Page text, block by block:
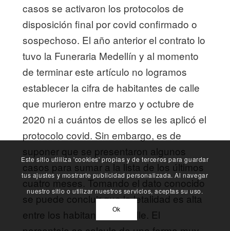
casos se activaron los protocolos de
disposición final por covid confirmado o
sospechoso. El año anterior el contrato lo
tuvo la Funeraria Medellín y al momento
de terminar este artículo no logramos
establecer la cifra de habitantes de calle
que murieron entre marzo y octubre de
2020 ni a cuántos de ellos se les aplicó el
protocolo covid. Sin embargo, es de
suponer que se presentaron algunos
casos para sumar a la lista de los últimos
cuatro meses. Tomando el dato conocido
se puede concluir que la letalidad es alta
entre los habitantes de calle. El
Este sitio utliliza 'cookies' propias y de terceros para guardar
tus ajustes y mostrarte publicidad personalizada. Al navegar
nuestro sitio o utilizar nuestros servicios, aceptas su uso.
Ok